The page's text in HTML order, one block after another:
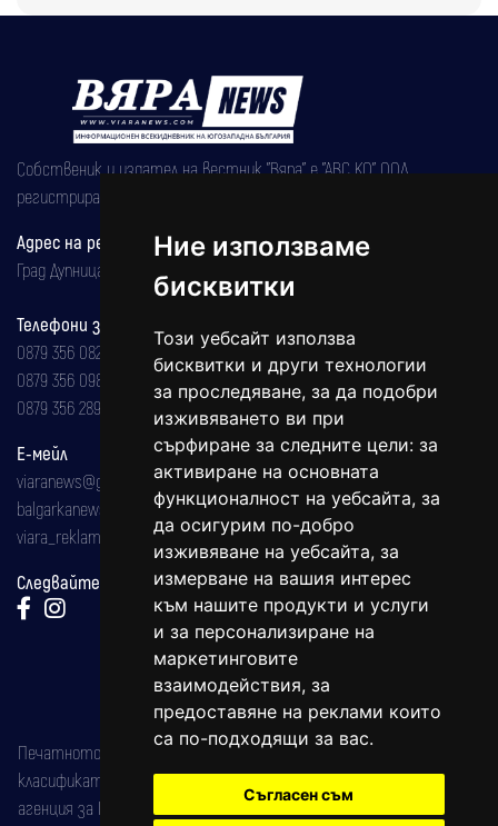
Ние използваме
бисквитки
Този уебсайт използва
бисквитки и други технологии
за проследяване, за да подобри
изживяването ви при
сърфиране за следните цели: за
активиране на основната
функционалност на уебсайта, за
да осигурим по-добро
изживяване на уебсайта, за
измерване на вашия интерес
към нашите продукти и услуги
и за персонализиране на
маркетинговите
взаимодействия, за
предоставяне на реклами които
са по-подходящи за вас.
Съгласен съм
Собственик и издател на вестник "Вяра" е "АВС КО" ООД,
регистрирана на 08.05.2002 година.
Адрес на редакцията
Град Дупница, ул.''Христо Ботев" 43
Телефони за реклама и абонаменти
0879 356 082
0879 356 098
0879 356 289
Е-мейл
viaranews@gmail.com
balgarkanews@gmail.com
viara_reklama@mail.bg
Следвайте ни:
Печатното издание на вестника е регистрирано в националния
класификатор на печатните издания (Българска национална
агенция за ISSN) под номер: ISSN 1312-4722.